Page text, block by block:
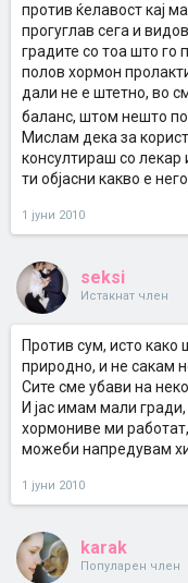
против ќелавост кај
прогуглав сега и
градите со тоа што го
полов хормон
дали не е штетно, во
баланс, штом нешто
Мислам дека за
консултираш со лекар
ти објасни какво е
1 јуни 2010
seksi
Истакнат член
Против сум, исто
природно, и не сакам
Сите сме убави на
И јас имам мали
хормониве ми
можеби напредувам
1 јуни 2010
karak
Популарен член